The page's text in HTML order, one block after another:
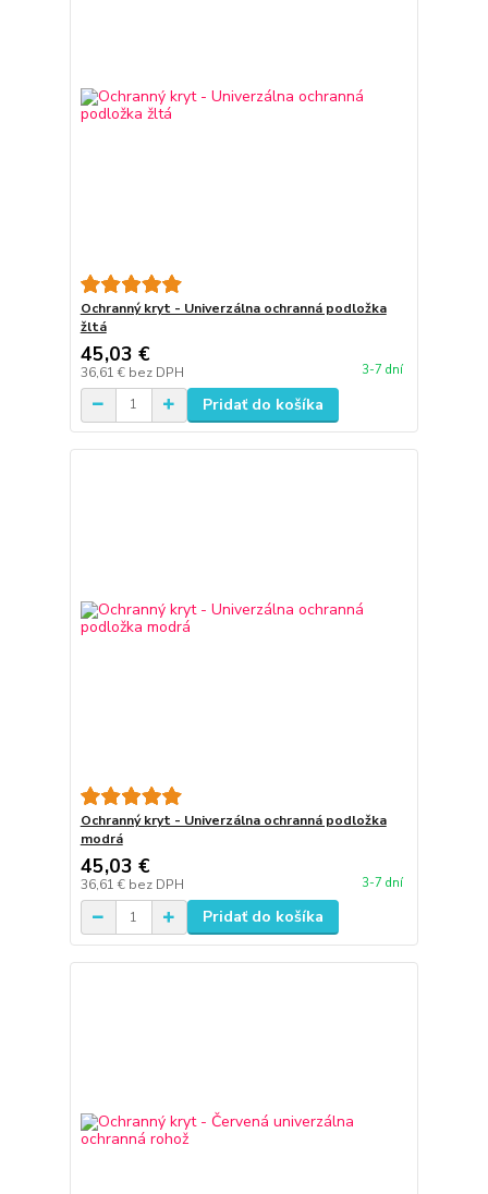
Ochranný kryt - Univerzálna ochranná podložka
žltá
45,03 €
36,61 € bez DPH 3-7 dní
Pridať do košíka
Ochranný kryt - Univerzálna ochranná podložka
modrá
45,03 €
36,61 € bez DPH 3-7 dní
Pridať do košíka